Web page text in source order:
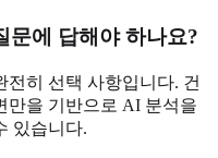
문에 답해야 하나요?
히 선택 사항입니다. 건
만을 기반으로 AI 분석을
있습니다.